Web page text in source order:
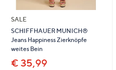
SALE
SCHIFFHAUER MUNICH®
Jeans Happiness Zierknöpfe
weites Bein
€ 35,99